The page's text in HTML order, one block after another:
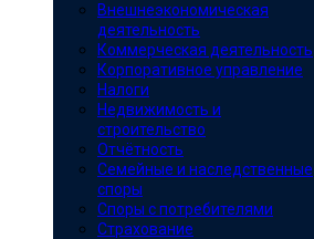
Внешнеэкономическая
деятельность
Коммерческая деятельность
Корпоративное управление
Налоги
Недвижимость и
строительство
Отчётность
Семейные и наследственные
споры
Споры с потребителями
Страхование